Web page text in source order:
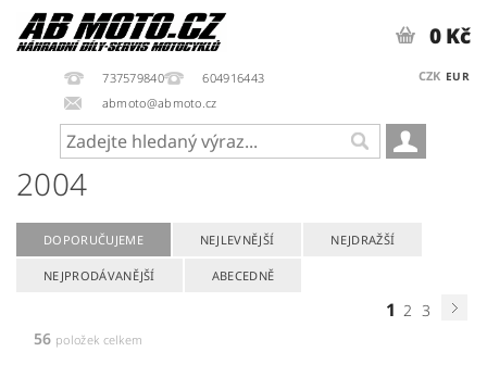
737579840
604916443
abmoto@abmoto.cz
CZK EUR
0 Kč
2004
DOPORUČUJEME NEJLEVNĚJŠÍ NEJDRAŽŠÍ
NEJPRODÁVANĚJŠÍ ABECEDNĚ
1 2 3
56 položek celkem